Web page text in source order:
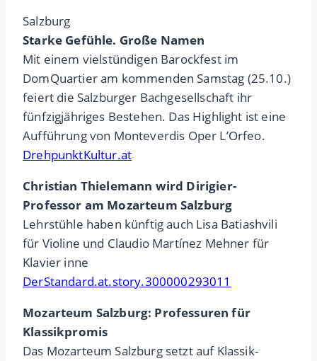
Salzburg
Starke Gefühle. Große Namen
Mit einem vielstündigen Barockfest im
DomQuartier am kommenden Samstag (25.10.)
feiert die Salzburger Bachgesellschaft ihr
fünfzigjähriges Bestehen. Das Highlight ist eine
Aufführung von Monteverdis Oper L’Orfeo.
DrehpunktKultur.at
Christian Thielemann wird Dirigier-
Professor am Mozarteum Salzburg
Lehrstühle haben künftig auch Lisa Batiashvili
für Violine und Claudio Martínez Mehner für
Klavier inne
DerStandard.at.story.300000293011
Mozarteum Salzburg: Professuren für
Klassikpromis
Das Mozarteum Salzburg setzt auf Klassik-